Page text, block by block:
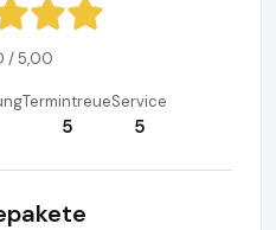
/ 5,00
Termintreue
5
Service
5